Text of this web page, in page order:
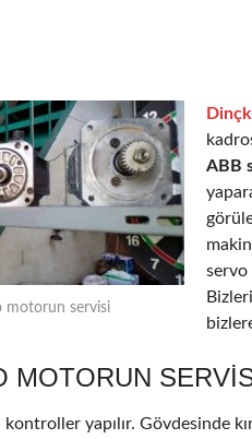
motorun servisi
ABB
servo
Bizleri
MOTORUN
yapılır. Gövdesinde